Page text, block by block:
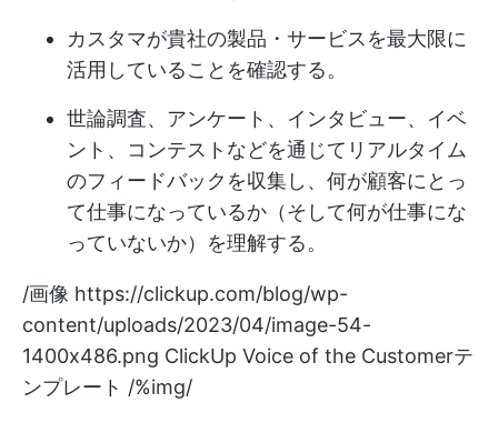
カスタマが貴社の製品・サービスを最大限に
活用していることを確認する。
世論調査、アンケート、インタビュー、イベ
ント、コンテストなどを通じてリアルタイム
のフィードバックを収集し、何が顧客にとっ
て仕事になっているか（そして何が仕事にな
っていないか）を理解する。
/画像 https://clickup.com/blog/wp-
content/uploads/2023/04/image-54-
1400x486.png ClickUp Voice of the Customerテ
ンプレート /%img/